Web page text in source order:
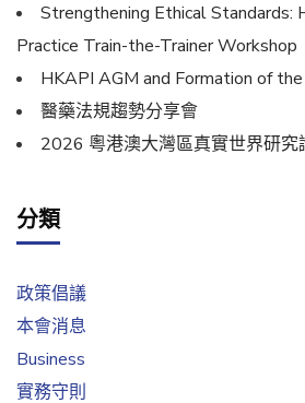
Strengthening Ethical Standards:
Practice Train-the-Trainer Workshop
HKAPI AGM and Formation of
醫藥法規趨勢分享會
2026 粵港澳大灣區真實世界研究
分類
政策倡議
本會消息
Business
實務守則